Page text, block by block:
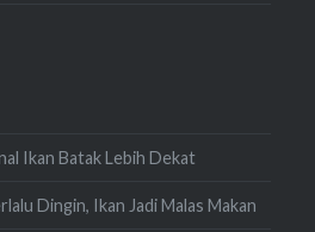
Ikan Batak Lebih Dekat
Dingin, Ikan Jadi Malas Makan